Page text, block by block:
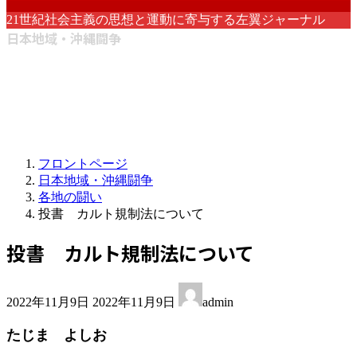
21世紀社会主義の思想と運動に寄与する左翼ジャーナル
日本地域・沖縄闘争
フロントページ
日本地域・沖縄闘争
各地の闘い
投書 カルト規制法について
投書 カルト規制法について
2022年11月9日 終
新
2022年11月9日 admin
たじま よしお